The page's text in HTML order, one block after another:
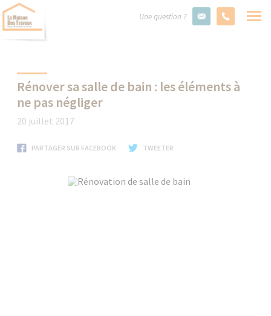
Une question ?
Rénover sa salle de bain : les éléments à
ne pas négliger
20 juillet 2017
PARTAGER SUR FACEBOOK TWEETER